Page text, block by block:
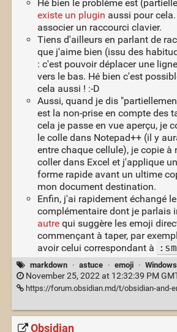
Hé bien le problème est
existe un plugin aussi pour
associer un raccourci clavier.
Tiens d'ailleurs en parlant de
que j'aime bien (issu des
: c'est pouvoir déplacer une
vers le bas. Hé bien c'est
cela aussi ! :-D
Aussi, quand je dis
est la non-prise en compte des
cela je passe en vue aperçu, je
le colle dans Notepad++ (il y
entre chaque cellule), je copie à
coller dans Excel et j'applique
forme rapide avant un ultime
mon document destination.
Enfin, j'ai rapidement échangé
complémentaire dont je parlais
autrequi suggère les emoji
commençant à taper, par
avoir celui correspondant à
markdown · astuce · emoji · Windows
November 25, 2022 at 12:32:39 PM
https://forum.obsidian.md/t/obsidian-and-
Obsidian